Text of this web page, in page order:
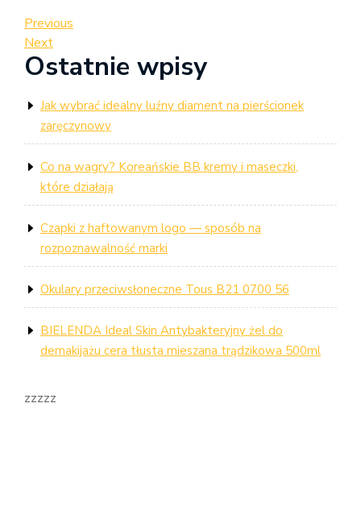
Nawigacja
wpisu
Previous
Post
Previous
Next
Post
Next
Ostatnie wpisy
Jak wybrać idealny luźny diament na pierścionek
zaręczynowy
Co na wagry? Koreańskie BB kremy i maseczki,
które działają
Czapki z haftowanym logo — sposób na
rozpoznawalność marki
Okulary przeciwsłoneczne Tous B21 0700 56
BIELENDA Ideal Skin Antybakteryjny żel do
demakijażu cera tłusta mieszana trądzikowa 500ml
zzzzz